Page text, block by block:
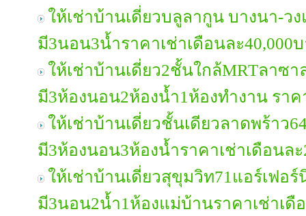
ให้เช่าบ้านเดี่ยวบลูลากูน บางนา-ว
มี3นอน3น้ำราคาเช่าเดือนละ40,000
ให้เช่าบ้านเดี่ยว2ชั้นใกล้MRTลาซา
มี3ห้องนอน2ห้องน้ำ1ห้องทำงาน ราค
ให้เช่าบ้านเดี่ยวชั้นเดียวลาดพร้าว
มี3ห้องนอน3ห้องน้ำราคาเช่าเดือนละ
ให้เช่าบ้านเดี่ยวสุขุมวิท71แอร์เฟอร์
มี3นอน2น้ำ1ห้องแม่บ้านราคาเช่าเดื